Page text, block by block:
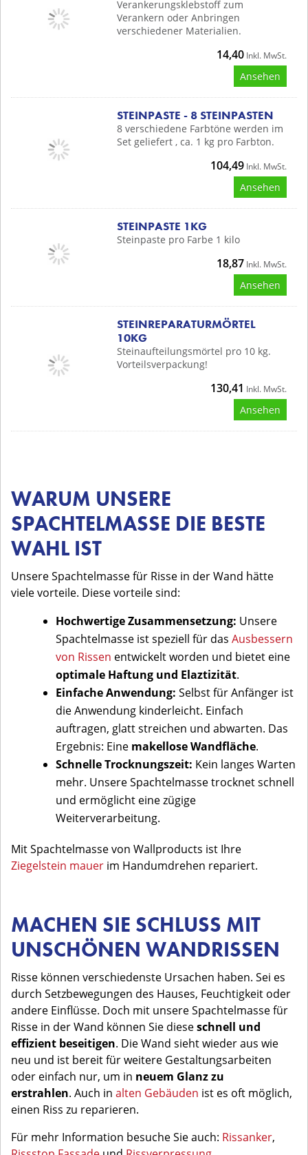
Verankerungsklebstoff zum
Verankern oder Anbringen
verschiedener Materialien.
14,40Inkl. MwSt.
Ansehen
STEINPASTE - 8 STEINPASTEN
8 verschiedene Farbtöne werden im
Set geliefert , ca. 1 kg pro Farbton.
104,49Inkl. MwSt.
Ansehen
STEINPASTE 1KG
Steinpaste pro Farbe 1 kilo
18,87Inkl. MwSt.
Ansehen
STEINREPARATURMÖRTEL
10KG
Steinaufteilungsmörtel pro 10 kg.
Vorteilsverpackung!
130,41 Inkl. MwSt.
Ansehen
WARUM UNSERE
SPACHTELMASSE DIE BESTE
WAHL IST
Unsere Spachtelmasse für Risse in der Wand hätte
viele vorteile. Diese vorteile sind:
Hochwertige Zusammensetzung: Unsere
Spachtelmasse ist speziell für das Ausbessern
von Rissen entwickelt worden und bietet eine
optimale Haftung und Elaztizität.
Einfache Anwendung: Selbst für Anfänger ist
die Anwendung kinderleicht. Einfach
auftragen, glatt streichen und abwarten. Das
Ergebnis: Eine makellose Wandfläche.
Schnelle Trocknungszeit: Kein langes Warten
mehr. Unsere Spachtelmasse trocknet schnell
und ermöglicht eine zügige
Weiterverarbeitung.
Mit Spachtelmasse von Wallproducts ist Ihre
Ziegelstein mauer im Handumdrehen repariert.
MACHEN SIE SCHLUSS MIT
UNSCHÖNEN WANDRISSEN
Risse können verschiedenste Ursachen haben. Sei es
durch Setzbewegungen des Hauses, Feuchtigkeit oder
andere Einflüsse. Doch mit unsere Spachtelmasse für
Risse in der Wand können Sie dieseschnell und
effizient beseitigen. Die Wand sieht wieder aus wie
neu und ist bereit für weitere Gestaltungsarbeiten
oder einfach nur, um in neuem Glanz zu
erstrahlen. Auch in alten Gebäuden ist es oft möglich,
einen Riss zu reparieren.
Für mehr Information besuche Sie auch: Rissanker,